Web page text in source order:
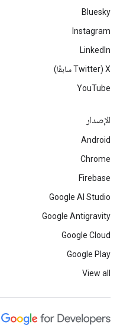
Bluesky
Instagram
LinkedIn
‫X ‏(Twitter سابقًا)
YouTube
الإصدار
Android
Chrome
Firebase
Google AI Studio
Google Antigravity
Google Cloud
Google Play
View all